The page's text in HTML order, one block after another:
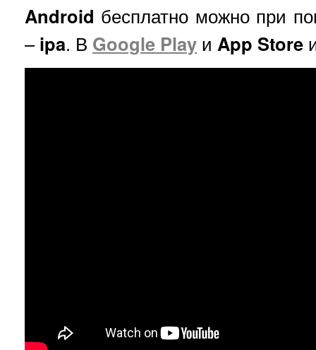
Android бесплатно можно при
–ipa. В Google Play и App Store